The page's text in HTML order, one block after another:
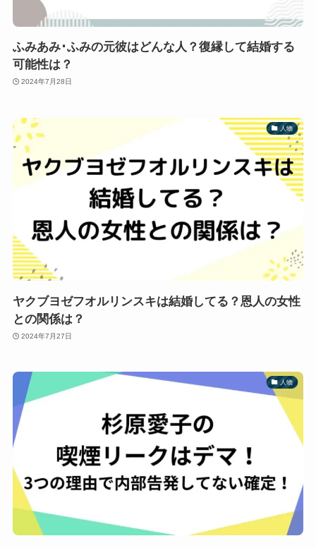
ふみあみ･ふみの元彼はどんな人？復縁して結婚する
可能性は？
2024年7月28日
人物
ヤクブヨゼフオルリンスキは結婚してる？恩人の女性
との関係は？
2024年7月27日
人物